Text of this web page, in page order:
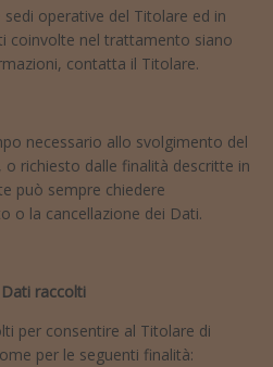
operative del Titolare ed in
coinvolte nel trattamento siano
contatta il Titolare.
necessario allo svolgimento del
o richiesto dalle finalità descritte in
può sempre chiedere
o la cancellazione dei Dati.
raccolti
per consentire al Titolare di
per le seguenti finalità: